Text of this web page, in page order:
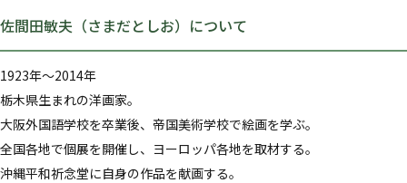
佐間田敏夫（さまだとしお）について
1923年～2014年
栃木県生まれの洋画家。
大阪外国語学校を卒業後、帝国美術学校で絵画を学ぶ。
全国各地で個展を開催し、ヨーロッパ各地を取材する。
沖縄平和祈念堂に自身の作品を献画する。